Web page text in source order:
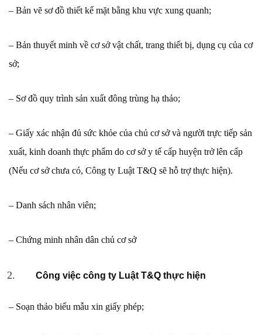
– Bản vẽ sơ đồ thiết kế mặt bằng khu vực xung quanh;
– Bản thuyết minh về cơ sở vật chất, trang thiết bị, dụng cụ của cơ
sở;
– Sơ đồ quy trình sản xuất đông trùng hạ thảo;
– Giấy xác nhận đủ sức khỏe của chủ cơ sở và người trực tiếp sản
xuất, kinh doanh thực phẩm do cơ sở y tế cấp huyện trở lên cấp
(Nếu cơ sở chưa có, Công ty Luật T&Q sẽ hỗ trợ thực hiện).
– Danh sách nhân viên;
– Chứng minh nhân dân chủ cơ sở
Công việc công ty Luật T&Q thực hiện
– Soạn thảo biểu mẫu xin giấy phép;